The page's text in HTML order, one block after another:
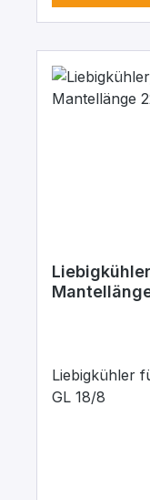
Liebigkühler
GL 18/8